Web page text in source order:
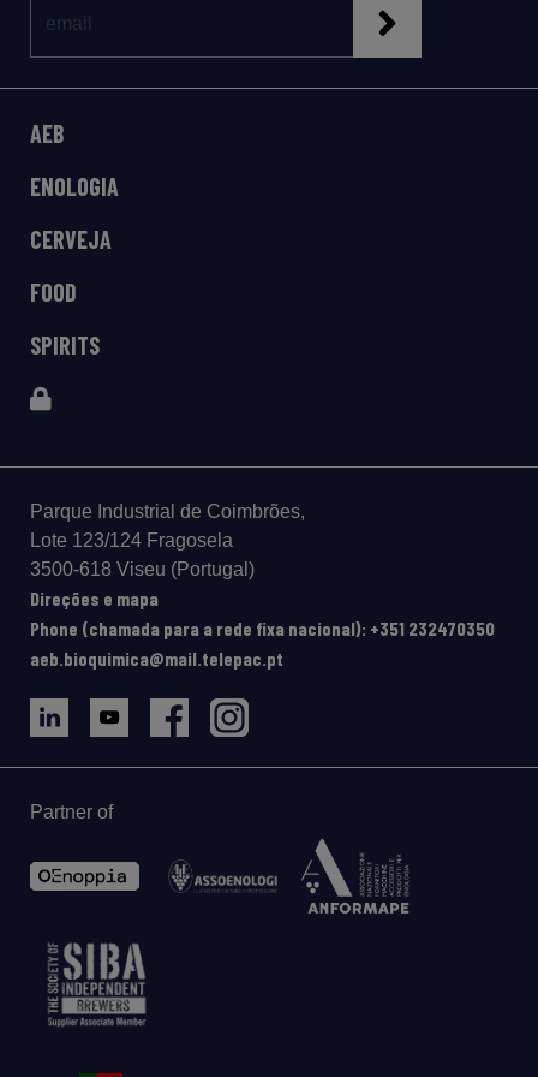
AEB
ENOLOGIA
CERVEJA
FOOD
SPIRITS
Parque Industrial de Coimbrões,
Lote 123/124 Fragosela
3500-618 Viseu (Portugal)
Direções e mapa
Phone (chamada para a rede fixa nacional): +351 232470350
aeb.bioquimica@mail.telepac.pt
Partner of